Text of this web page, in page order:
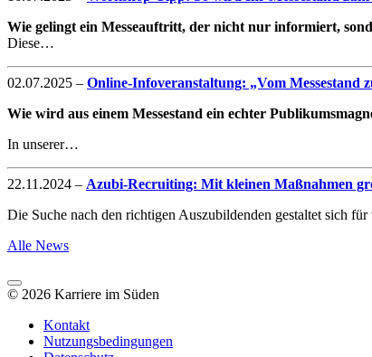
Wie gelingt ein Messeauftritt, der nicht nur informiert,
Diese…
02.07.2025 – Online-Infoveranstaltung: „Vom Messestand
Wie wird aus einem Messestand ein echter
In unserer…
22.11.2024 – Azubi-Recruiting: Mit kleinen Maßnahmen
Die Suche nach den richtigen Auszubildenden gestaltet sich
Alle News
© 2026 Karriere im Süden
Kontakt
Nutzungsbedingungen